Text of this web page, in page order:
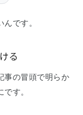
です。
る
事の冒頭で明らか
す。